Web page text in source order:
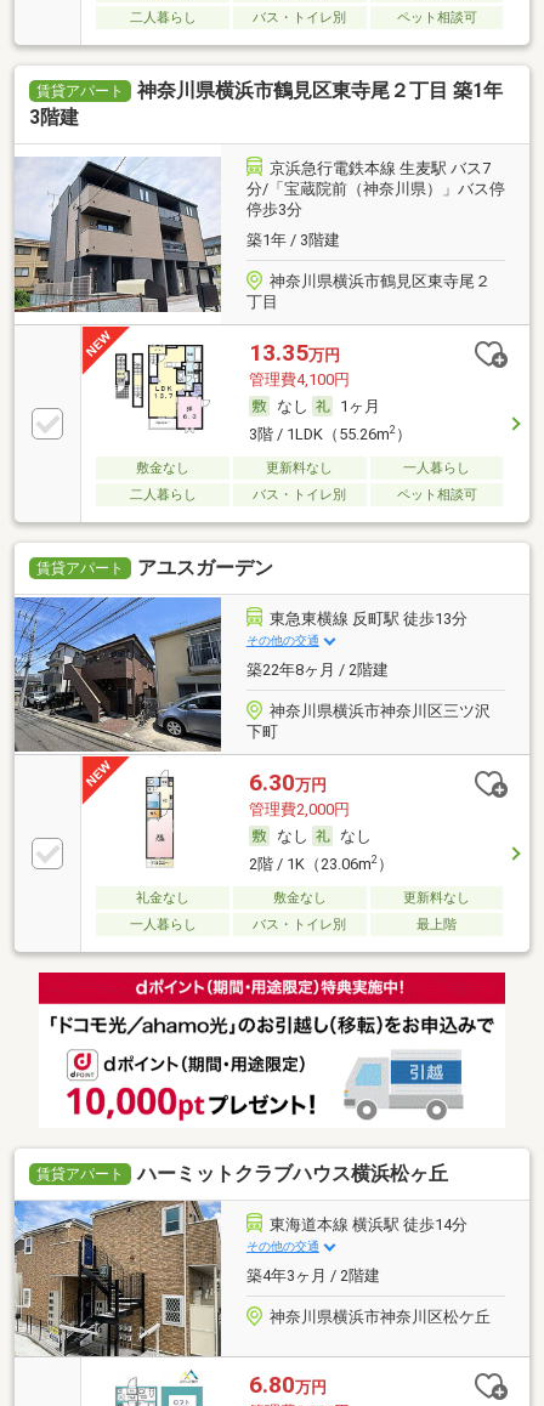
二人暮らし
バス・トイレ別 ペット相談可
賃貸アパート
神奈川県横浜市鶴見区東寺尾２丁目 築1年
3階建
京浜急行電鉄本線 生麦駅 バス7
分/「宝蔵院前（神奈川県）」バス停
停歩3分
築1年 / 3階建
神奈川県横浜市鶴見区東寺尾２
丁目
13.35万円
管理費4,100円
なし
1ヶ月
3階 / 1LDK（55.26m2）
敷金なし 更新料なし
一人暮らし
二人暮らし
バス・トイレ別 ペット相談可
賃貸アパート アユスガーデン
東急東横線 反町駅 徒歩13分
その他の交通
築22年8ヶ月 / 2階建
神奈川県横浜市神奈川区三ツ沢
下町
6.30万円
管理費2,000円
なし
なし
2階 / 1K（23.06m2）
礼金なし 敷金なし
更新料なし
一人暮らし
バス・トイレ別 最上階
賃貸アパート ハーミットクラブハウス横浜松ヶ丘
東海道本線 横浜駅 徒歩14分
その他の交通
築4年3ヶ月 / 2階建
神奈川県横浜市神奈川区松ケ丘
6.80万円